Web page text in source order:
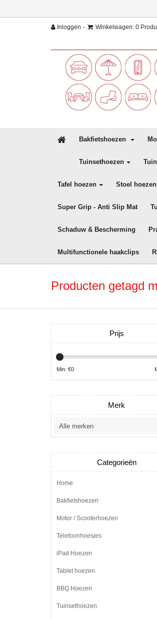
Inloggen - Winkelwagen: 0
Bakfietshoezen
Tuinsethoezen
Tafel hoezen Stoel hoezen
Super Grip - Anti Slip Mat
Schaduw & Bescherming
Multifunctionele haakclips
Producten getagd
Prijs
Min: €0
Merk
Categorieën
Home
Bakfietshoezen
Motor / Scooterhoezen
Telefoonhoesjes
iPad Hoezen
Tablet hoezen
BBQ Hoezen
Tuinsethoezen